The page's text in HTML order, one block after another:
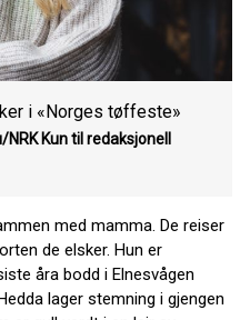
i «Norges tøffeste»
Kun til redaksjonell
med mamma. De reiser
de elsker. Hun er
åra bodd i Elnesvågen
lager stemning i gjengen